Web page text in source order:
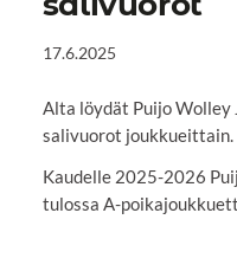
17.6.2025
Alta löydät Puijo
salivuorot joukkueittain.
Kaudelle 2025-2026
tulossa A-